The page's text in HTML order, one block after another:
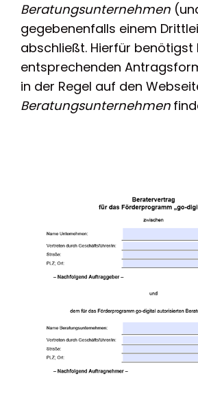
Beratungsunternehmen
gegebenenfalls einem
abschließt. Hierfür benötigst
entsprechenden
in der Regel auf den
Beratungsunternehmen